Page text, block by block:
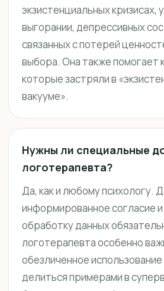
экзистенциальных кризисах,
выгорании, депрессивных
связанных с потерей
выбора. Она также помогает
которые застряли в
вакууме».
Нужны ли специальные
логотерапевта?
Да, как и любому психологу.
информированное согласие и
обработку данных
логотерапевта особенно
обезличенное
делиться примерами в